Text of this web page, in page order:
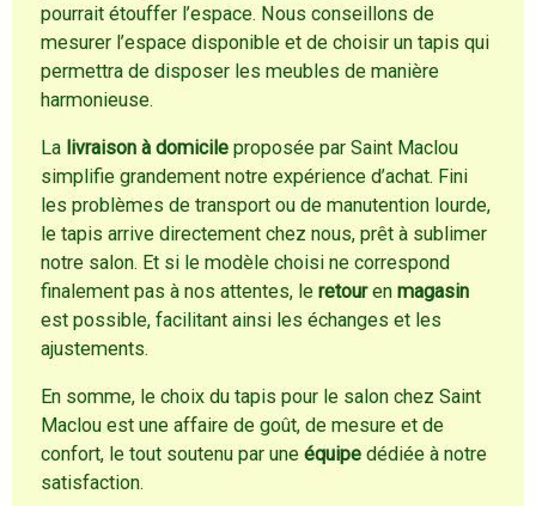
pourrait étouffer l’espace. Nous conseillons de
mesurer l’espace disponible et de choisir un tapis qui
permettra de disposer les meubles de manière
harmonieuse.
La livraison à domicile proposée par Saint Maclou
simplifie grandement notre expérience d’achat. Fini
les problèmes de transport ou de manutention lourde,
le tapis arrive directement chez nous, prêt à sublimer
notre salon. Et si le modèle choisi ne correspond
finalement pas à nos attentes, leretourenmagasin
est possible, facilitant ainsi les échanges et les
ajustements.
En somme, le choix du tapis pour le salon chez Saint
Maclou est une affaire de goût, de mesure et de
confort, le tout soutenu par uneéquipe dédiée à notre
satisfaction.